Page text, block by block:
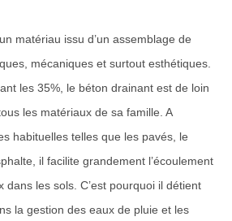
matériau issu d’un assemblage de
mécaniques et surtout esthétiques.
les 35%, le béton drainant est de loin
les matériaux de sa famille. A
habituelles telles que les pavés, le
il facilite grandement l’écoulement
dans les sols. C’est pourquoi il détient
la gestion des eaux de pluie et les